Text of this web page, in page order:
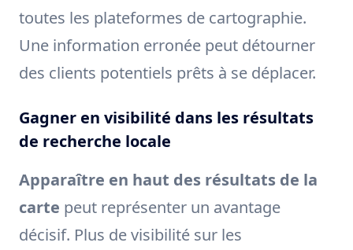
toutes les plateformes de cartographie.
Une information erronée peut détourner
des clients potentiels prêts à se déplacer.
Gagner en visibilité dans les résultats
de recherche locale
Apparaître en haut des résultats de la
carte peut représenter un avantage
décisif. Plus de visibilité sur les